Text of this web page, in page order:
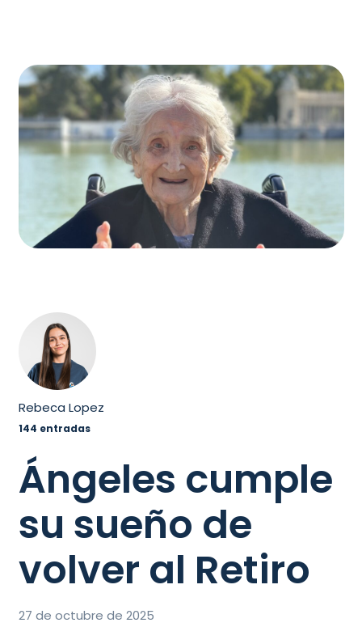
Rebeca Lopez
144 entradas
Ángeles cumple
su sueño de
volver al Retiro
27 de octubre de 2025